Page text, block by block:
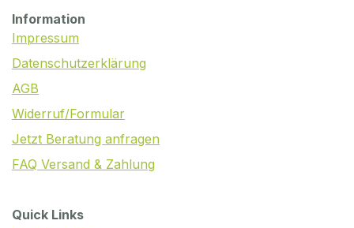
Information
Impressum
Datenschutzerklärung
AGB
Widerruf/Formular
Jetzt Beratung anfragen
FAQ Versand & Zahlung
Quick Links